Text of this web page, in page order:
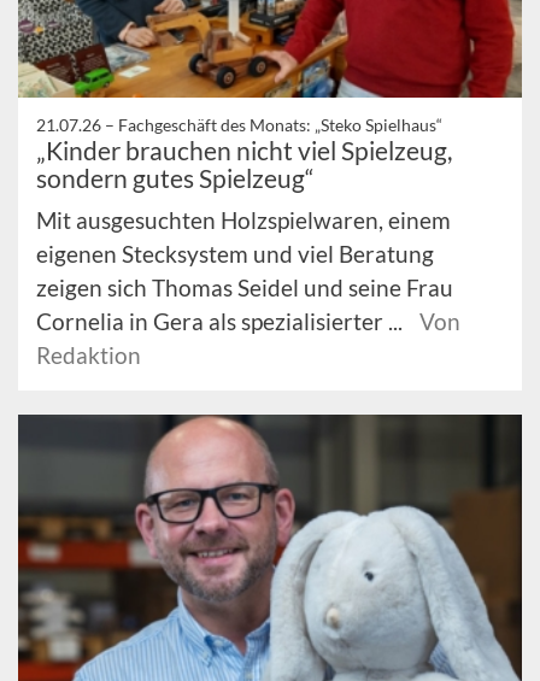
21.07.26 – Fachgeschäft des Monats: „Steko Spielhaus“
„Kinder brauchen nicht viel Spielzeug,
sondern gutes Spielzeug“
Mit ausgesuchten Holzspielwaren, einem
eigenen Stecksystem und viel Beratung
zeigen sich Thomas Seidel und seine Frau
Cornelia in Gera als spezialisierter ...
Von
Redaktion